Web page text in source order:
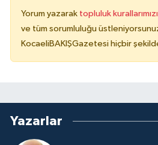
Yorum yazarak topluluk kurallarımızı
ve tüm sorumluluğu
KocaeliBAKIŞGazetesi hiçbir
Yazarlar